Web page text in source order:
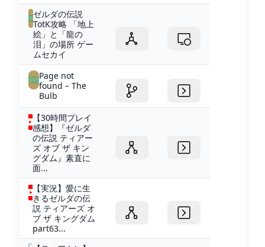
ゼルダの伝説
TotK攻略 「地上
絵」と「龍の
泪」の場所 ゲー
ムセカイ
Page not
found – The
Bulb
【30時間プレイ
感想】『ゼルダ
の伝説 ティアー
ズ オブ ザ キン
グダム』素直に
面...
【実況】愛に生
きるゼルダの伝
説 ティアーズ オ
ブ ザ キングダム
part63...